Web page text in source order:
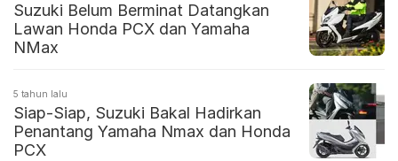
Suzuki Belum Berminat Datangkan
Lawan Honda PCX dan Yamaha
NMax
5 tahun lalu
Siap-Siap, Suzuki Bakal Hadirkan
Penantang Yamaha Nmax dan Honda
PCX